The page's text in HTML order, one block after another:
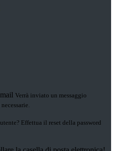
Verrà inviato un messaggio
Effettua il reset della password